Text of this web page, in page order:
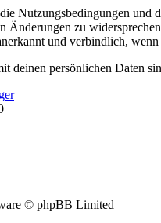
Nutzungsbedingungen
Änderungen zu
und verbindlich,
deinen persönlichen Daten
© phpBB Limited